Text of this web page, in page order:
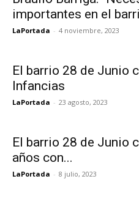
importantes en el
LaPortada - 4 noviembre, 2023
El barrio 28 de Junio
Infancias
LaPortada - 23 agosto, 2023
El barrio 28 de Junio
años con...
LaPortada - 8 julio, 2023